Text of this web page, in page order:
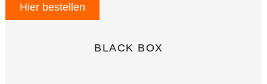
Hier bestellen
BLACK BOX